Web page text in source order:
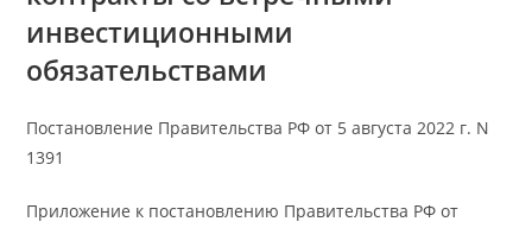
инвестиционными
обязательствами
Постановление Правительства РФ от 5 августа 2022 г. N
1391
Приложение к постановлению Правительства РФ от